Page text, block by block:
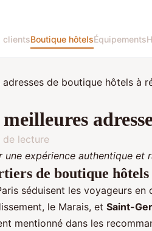
clientsBoutique hôtelsÉquipements
de lecture
expérience authentique et
de boutique
séduisent les voyageurs
le Marais, et Saint-
mentionné dans les